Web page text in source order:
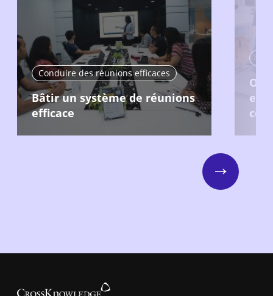
Conduire des réunions efficaces
Bâtir un système de réunions
efficace
Next